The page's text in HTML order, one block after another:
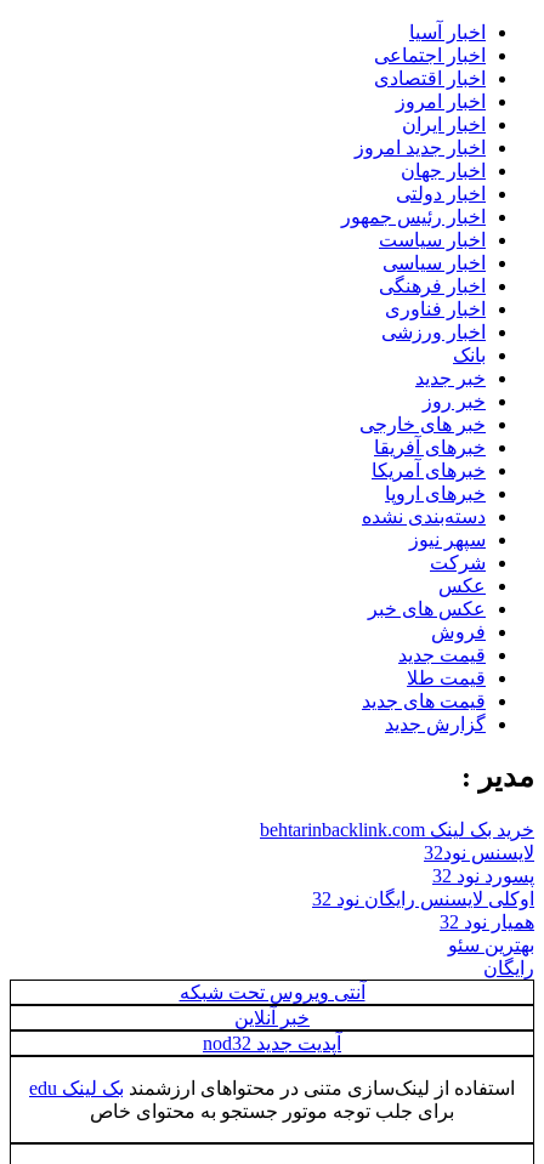
اخبار آسیا
اخبار اجتماعی
اخبار اقتصادی
اخبار امروز
اخبار ایران
اخبار جدید امروز
اخبار جهان
اخبار دولتی
اخبار رئیس جمهور
اخبار سیاست
اخبار سیاسی
اخبار فرهنگی
اخبار فناوری
اخبار ورزشی
بانک
خبر جدید
خبر روز
خبر های خارجی
خبرهای آفریقا
خبرهای آمریکا
خبرهای اروپا
دسته‌بندی نشده
سپهر نیوز
شرکت
عکس
عکس های خبر
فروش
قیمت جدید
قیمت طلا
قیمت های جدید
گزارش جدید
مدیر :
خرید بک لینک behtarinbacklink.com
لایسنس نود32
پسورد نود 32
اوکلی لایسنس رایگان نود 32
همیار نود 32
بهترین سئو
رایگان
آنتی ویروس تحت شبکه
خبر آنلاین
آپدیت جدید nod32
استفاده از لینک‌سازی متنی در محتواهای ارزشمند بک لینک edu
برای جلب توجه موتور جستجو به محتوای خاص